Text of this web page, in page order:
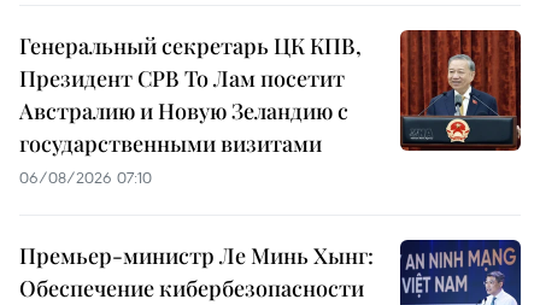
Генеральный секретарь ЦК КПВ,
Президент СРВ То Лам посетит
Австралию и Новую Зеландию с
государственными визитами
06/08/2026 07:10
Премьер-министр Ле Минь Хынг:
Обеспечение кибербезопасности